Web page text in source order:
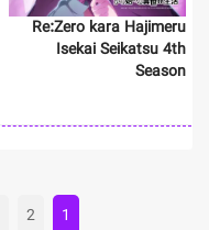
Re:Zero kara Hajimeru
Isekai Seikatsu 4th
Season
1
2